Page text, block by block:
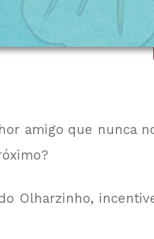
amigo que nunca
Olharzinho,